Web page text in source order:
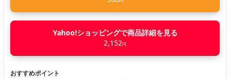
Yahoo!ショッピングで商品詳細を見る
2,152円
おすすめポイント